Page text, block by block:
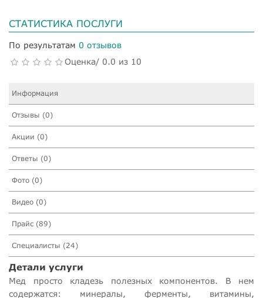
СТАТИСТИКА ПОСЛУГИ
По результатам 0 отзывов
Оценка/ 0.0 из 10
Информация
Отзывы (0)
Акции (0)
Ответы (0)
Фото (0)
Видео (0)
Прайс (89)
Специалисты (24)
Детали услуги
Мед просто кладезь полезных компонентов. В нем
содержатся: минералы, ферменты, витамины,